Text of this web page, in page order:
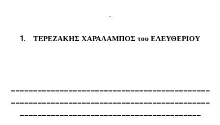
1. ΤΕΡΕΖΑΚΗΣ ΧΑΡΑΛΑΜΠΟΣ του ΕΛΕΥΘΕΡΙΟΥ
_____________________________________________
_____________________________________________
_________________________________________